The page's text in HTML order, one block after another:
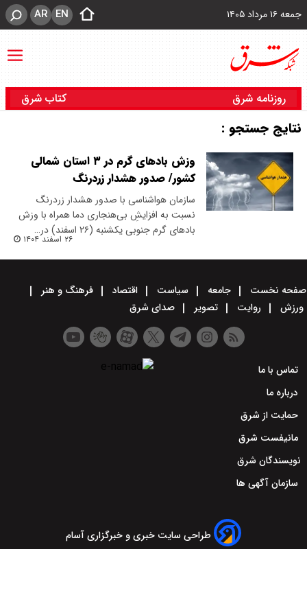
جمعه ۱۶ مرداد ۱۴۰۵ EN
AR
روزنامه شرق کتاب شرق
نتایج جستجو :
وزش بادهای گرم در ۳ استان شمالی
کشور/ صدور هشدار زردرنگ
سازمان هواشناسی با صدور هشدار زردرنگ
نسبت به افزایشِ بی‌هنجاری دما همراه با وزش
بادهای گرم جنوبی یکشنبه (۲۶ اسفند) در…
۲۶ اسفند ۱۴۰۴
صفحه نخست جامعه سیاست اقتصاد
فرهنگ و هنر
ورزش
روایت تصویر صدای شرق
تماس با ما
درباره ما
حمایت از شرق
مانیفست شرق
نویسندگان شرق
سازمان آگهی ها
طراحی سایت خبری و خبرگزاری آسام